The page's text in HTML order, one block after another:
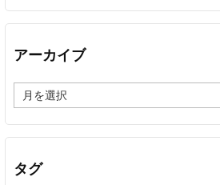
アーカイブ
ー
カ
イ
タグ